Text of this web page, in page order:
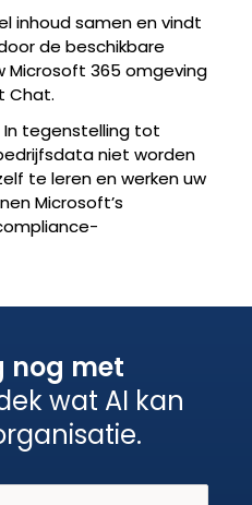
inhoud samen en vindt
de beschikbare
Microsoft 365 omgeving
Chat.
In tegenstelling tot
niet worden
te leren en werken uw
Microsoft’s
nog met
wat AI kan